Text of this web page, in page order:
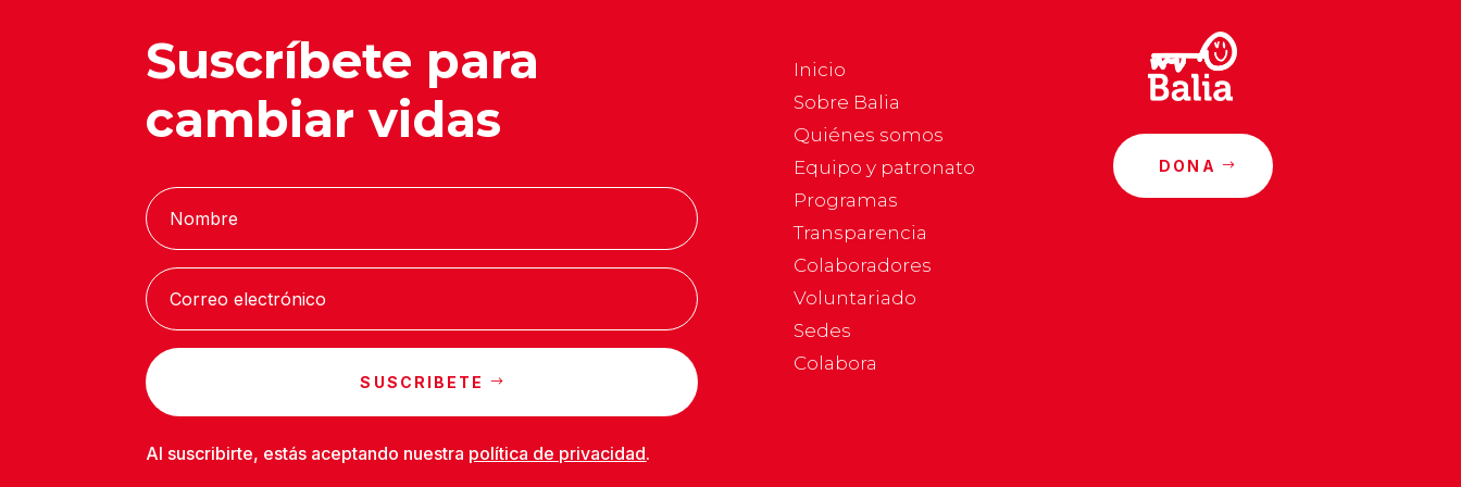
Suscríbete para
cambiar vidas
SUSCRIBETE
Al suscribirte, estás aceptando nuestra política de privacidad.
Inicio
Sobre Balia
Quiénes somos
Equipo y patronato
Programas
Transparencia
Colaboradores
Voluntariado
Sedes
Colabora
DONA